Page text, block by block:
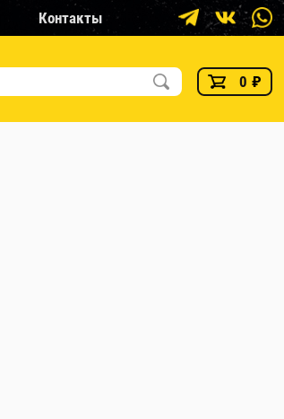
Контакты
0 ₽